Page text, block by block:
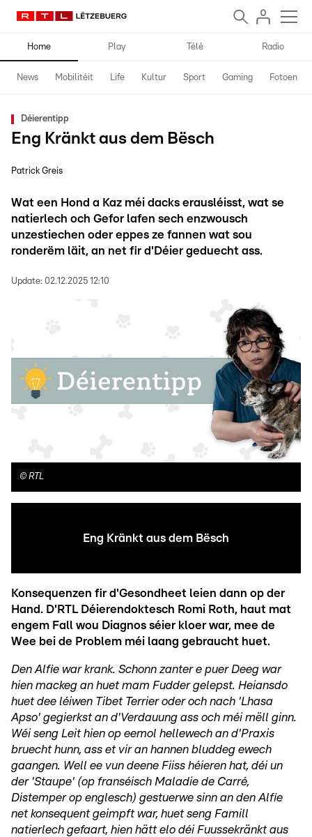
Home Play Télé Radio
News Mobilitéit Life Kultur Sport Gaming Fotoen
Déierentipp
Eng Kränkt aus dem Bësch
Patrick Greis
Wat een Hond a Kaz méi dacks erausléisst, wat se
natierlech och Gefor lafen sech enzwousch
unzestiechen oder eppes ze fannen wat sou
ronderëm läit, an net fir d'Déier geduecht ass.
Update: 02.12.2025 12:10
© RTL
Eng Kränkt aus dem Bësch
Konsequenzen fir d'Gesondheet leien dann op der
Hand. D'RTL Déierendoktesch Romi Roth, haut mat
engem Fall wou Diagnos séier kloer war, mee de
Wee bei de Problem méi laang gebraucht huet.
Den Alfie war krank. Schonn zanter e puer Deeg war
hien mackeg an huet mam Fudder gelepst. Heiansdo
huet dee léiwen Tibet Terrier oder och nach 'Lhasa
Apso' gegierkst an d'Verdauung ass och méi mëll ginn.
Wéi seng Leit hien op eemol hellewech an d'Praxis
bruecht hunn, ass et vir an hannen bluddeg ewech
gaangen. Well ee vun deene Fiiss héieren hat, déi un
der 'Staupe' (op franséisch Maladie de Carré,
Distemper op englesch) gestuerwe sinn an den Alfie
net konsequent geimpft war, huet seng Famill
natierlech gefaart, hien hätt elo déi Fuussekränkt aus